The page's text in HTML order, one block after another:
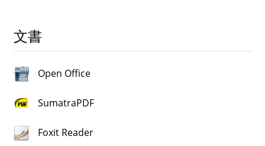
文書
Open Office
SumatraPDF
Foxit Reader